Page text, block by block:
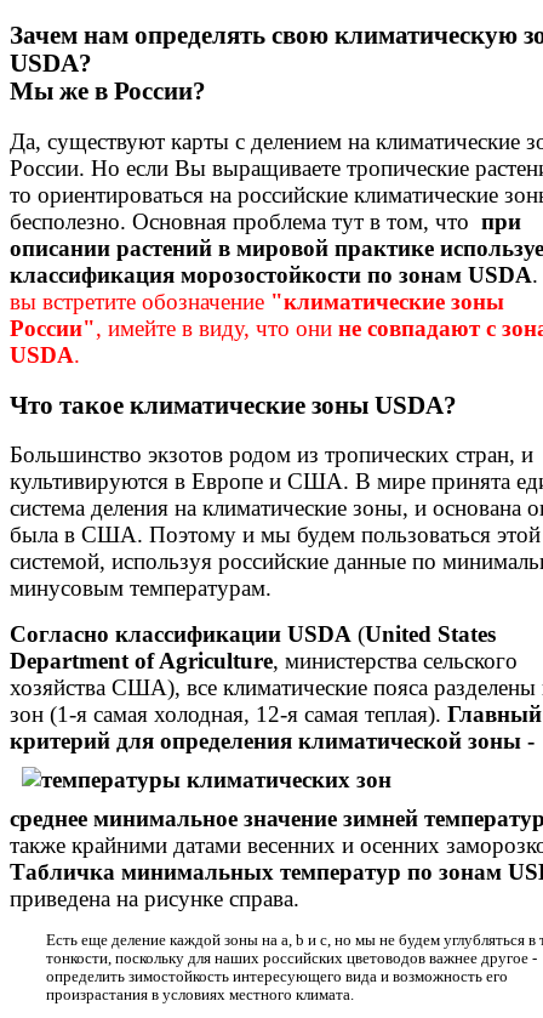
Зачем нам определять свою климатическую
USDA?
Мы же в России?
Да, существуют карты с делением на климатические
России. Но если Вы выращиваете тропические
то ориентироваться на российские климатические
бесполезно. Основная проблема тут в том, что при
описании растений в мировой практике
классификация морозостойкости по зонам USDA.
вы встретите обозначение "климатические зоны
России", имейте в виду, что они не совпадают с
USDA.
Что такое климатические зоны USDA?
Большинство экзотов родом из тропических стран, и
культивируются в Европе и США. В мире принята
система деления на климатические зоны, и основана
была в США. Поэтому и мы будем пользоваться этой
системой, используя российские данные по
минусовым температурам.
Согласно классификации USDA (United States
Department of Agriculture, министерства сельского
хозяйства США), все климатические пояса разделены
зон (1-я самая холодная, 12-я самая теплая). Главный
критерий для определения климатической зоны -
среднее минимальное значение зимней
также крайними датами весенних и осенних
Табличка минимальных температур по зонам
приведена на рисунке справа.
Есть еще деление каждой зоны на a, b и c, но мы не будем углубляться в
тонкости, поскольку для наших российских цветоводов важнее другое -
определить зимостойкость интересующего вида и возможность его
произрастания в условиях местного климата.